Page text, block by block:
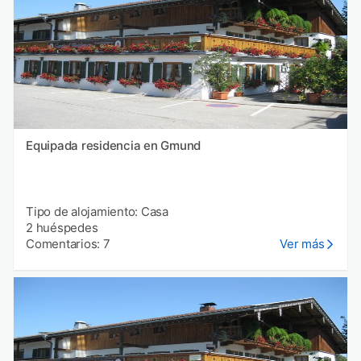
Equipada residencia en Gmund
Tipo de alojamiento: Casa
2 huéspedes
Comentarios: 7
Ver más